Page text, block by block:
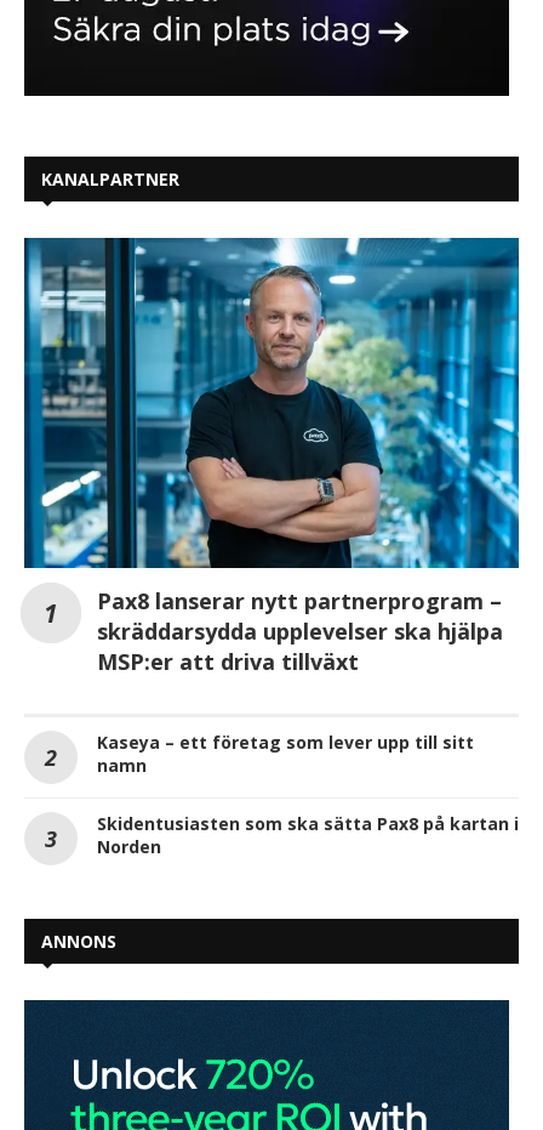
KANALPARTNER
Pax8 lanserar nytt partnerprogram –
skräddarsydda upplevelser ska hjälpa
MSP:er att driva tillväxt
Kaseya – ett företag som lever upp till sitt
namn
Skidentusiasten som ska sätta Pax8 på kartan i
Norden
ANNONS